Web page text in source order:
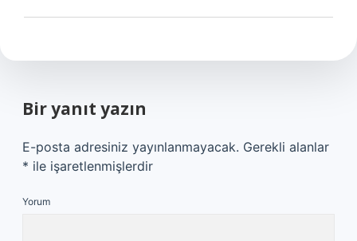
Bir yanıt yazın
E-posta adresiniz yayınlanmayacak. Gerekli alanlar
* ile işaretlenmişlerdir
Yorum